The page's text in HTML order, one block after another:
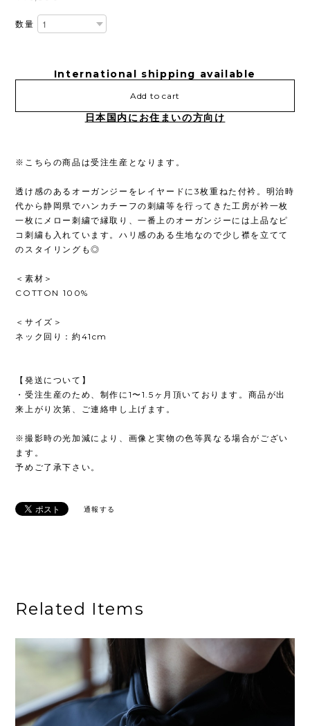
数量
International shipping available
Add to cart
日本国内にお住まいの方向け
※こちらの商品は受注生産となります。
透け感のあるオーガンジーをレイヤードに3枚重ねた付衿。明治時
代から静岡県でハンカチーフの刺繍等を行ってきた工房が衿一枚
一枚にメロー刺繍で縁取り、一番上のオーガンジーには上品なピ
コ刺繍も入れています。ハリ感のある生地なので少し襟を立てて
のスタイリングも◎
＜素材＞
COTTON 100%
＜サイズ＞
ネック回り：約41cm
【発送について】
・受注生産のため、制作に1〜1.5ヶ月頂いております。商品が出
来上がり次第、ご連絡申し上げます。
※撮影時の光加減により、画像と実物の色等異なる場合がござい
ます。
予めご了承下さい。
通報する
Related Items